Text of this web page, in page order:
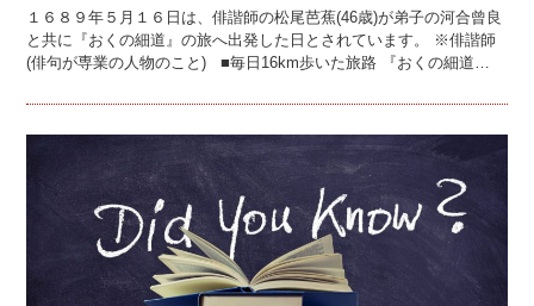
１６８９年５月１６日は、俳諧師の松尾芭蕉(46歳)が弟子の河合曾良
と共に『おくの細道』の旅へ出発した日とされています。 ※俳諧師
(俳句が専業の人物のこと) ■毎日16km歩いた旅路 『おくの細道…